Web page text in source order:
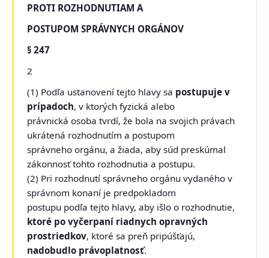
PROTI ROZHODNUTIAM A
POSTUPOM SPRÁVNYCH ORGÁNOV
§ 247
2
(1) Podľa ustanovení tejto hlavy sa postupuje v
prípadoch, v ktorých fyzická alebo
právnická osoba tvrdí, že bola na svojich právach
ukrátená rozhodnutím a postupom
správneho orgánu, a žiada, aby súd preskúmal
zákonnosť tohto rozhodnutia a postupu.
(2) Pri rozhodnutí správneho orgánu vydaného v
správnom konaní je predpokladom
postupu podľa tejto hlavy, aby išlo o rozhodnutie,
ktoré po vyčerpaní riadnych opravných
prostriedkov, ktoré sa preň pripúšťajú,
nadobudlo právoplatnosť.